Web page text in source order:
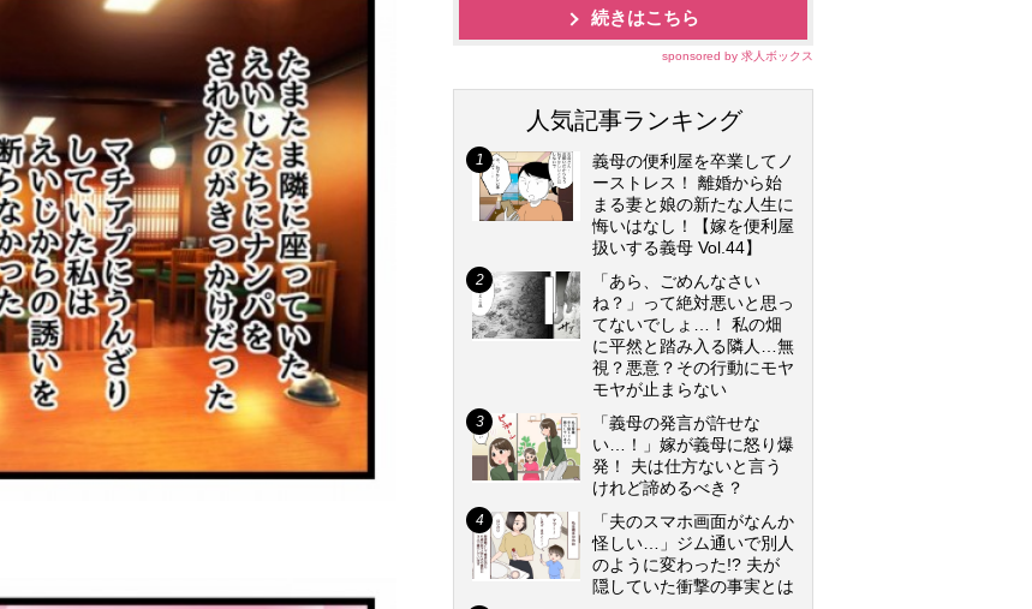
続きはこちら
sponsored by 求人ボックス
人気記事ランキング
義母の便利屋を卒業してノ
ーストレス！ 離婚から始
まる妻と娘の新たな人生に
悔いはなし！【嫁を便利屋
扱いする義母 Vol.44】
「あら、ごめんなさい
ね？」って絶対悪いと思っ
てないでしょ…！ 私の畑
に平然と踏み入る隣人…無
視？悪意？その行動にモヤ
モヤが止まらない
「義母の発言が許せな
い…！」嫁が義母に怒り爆
発！ 夫は仕方ないと言う
けれど諦めるべき？
「夫のスマホ画面がなんか
怪しい…」ジム通いで別人
のように変わった!? 夫が
隠していた衝撃の事実とは